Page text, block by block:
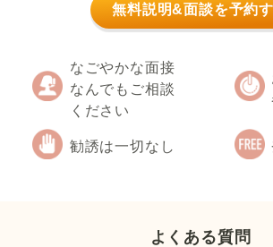
無料説明&面談を予約
なごやかな面接
なんでもご相談
ください
勧誘は一切なし
よくある質問